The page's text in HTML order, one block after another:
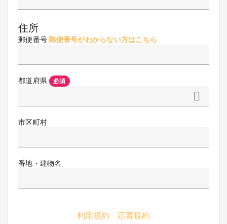
住所
郵便番号郵便番号がわからない方はこちら
都道府県 必須
市区町村
番地・建物名
利用規約 応募規約